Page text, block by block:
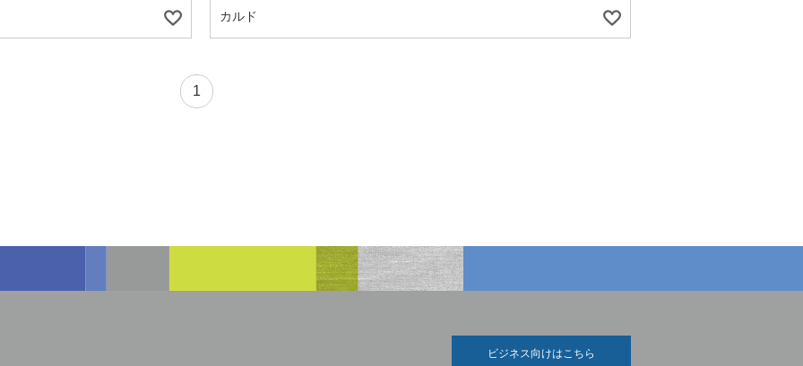
カルド
1
ビジネス向けはこちら